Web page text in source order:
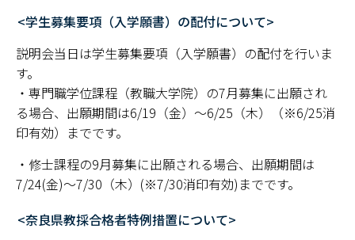
<学生募集要項（入学願書）の配付について>
説明会当日は学生募集要項（入学願書）の配付を行いま
す。
・専門職学位課程（教職大学院）の7月募集に出願され
る場合、出願期間は6/19（金）～6/25（木）（※6/25消
印有効）までです。
・修士課程の9月募集に出願される場合、出願期間は
7/24(金)～7/30（木）(※7/30消印有効)までです。
<奈良県教採合格者特例措置について>